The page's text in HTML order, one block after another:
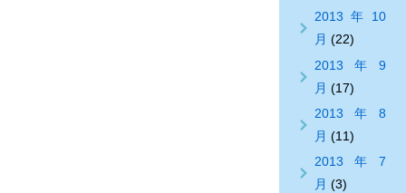
2013年10
月 (22)
2013年9
月 (17)
2013年8
月 (11)
2013年7
月 (3)